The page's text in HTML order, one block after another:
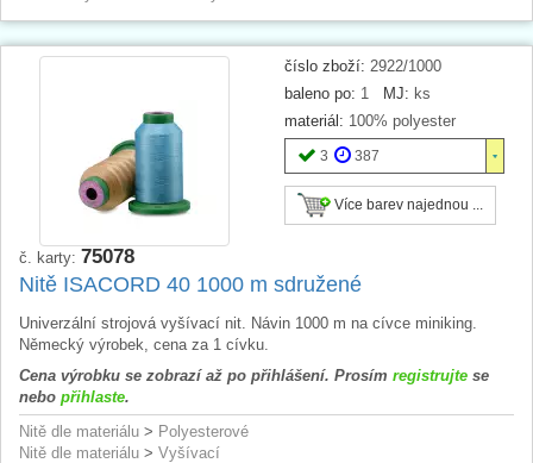
číslo zboží: 2922/1000
baleno po: 1 MJ: ks
materiál: 100% polyester
3 387
Více barev najednou ...
č. karty: 75078
Nitě ISACORD 40 1000 m sdružené
Univerzální strojová vyšívací nit. Návin 1000 m na cívce miniking.
Německý výrobek, cena za 1 cívku.
Cena výrobku se zobrazí až po přihlášení. Prosím registrujte se
nebo přihlaste.
Nitě dle materiálu > Polyesterové
Nitě dle materiálu > Vyšívací